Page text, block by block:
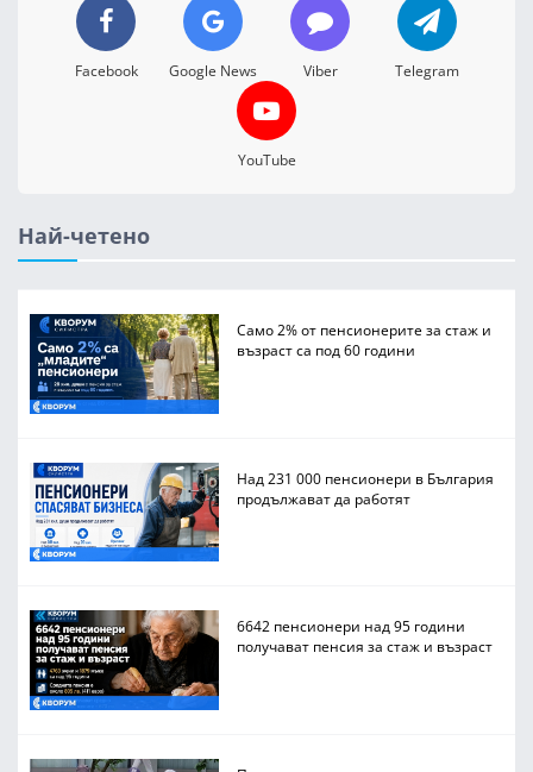
Facebook Google News Viber Telegram
YouTube
Най-четено
Само 2% от пенсионерите за стаж и
възраст са под 60 години
Над 231 000 пенсионери в България
продължават да работят
6642 пенсионери над 95 години
получават пенсия за стаж и възраст